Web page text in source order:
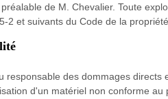
de M. Chevalier. Toute
2 et suivants du Code de la
responsable des dommages
d'un matériel non conforme